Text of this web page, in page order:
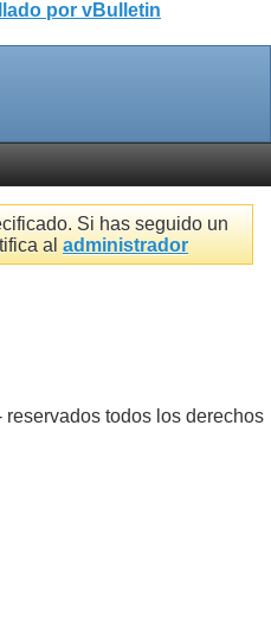
Si has seguido un
al administrador
todos los derechos